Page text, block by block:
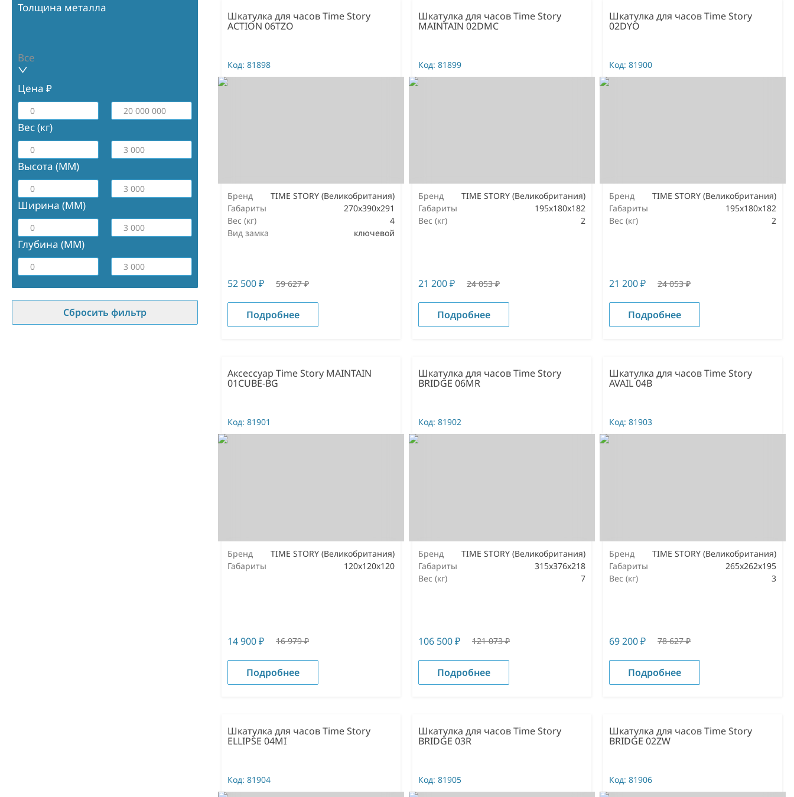
Толщина металла
Все
Цена ₽
Вес (кг)
Высота (ММ)
Ширина (ММ)
Глубина (ММ)
Сбросить фильтр
Шкатулка для часов Time Story
ACTION 06TZO
Код: 81898
Бренд
TIME STORY (Великобритания)
Габариты
270x390x291
Вес (кг)
4
Вид замка
ключевой
52 500₽ 59 627₽
Подробнее
Шкатулка для часов Time Story
MAINTAIN 02DMC
Код: 81899
Бренд
TIME STORY (Великобритания)
Габариты
195х180х182
Вес (кг)
2
21 200₽ 24 053₽
Подробнее
Шкатулка для часов Time Story
02DYO
Код: 81900
Бренд
TIME STORY (Великобритания)
Габариты
195х180х182
Вес (кг)
2
21 200₽ 24 053₽
Подробнее
Аксессуар Time Story MAINTAIN
01CUBE-BG
Код: 81901
Бренд
TIME STORY (Великобритания)
Габариты
120х120х120
14 900₽ 16 979₽
Подробнее
Шкатулка для часов Time Story
BRIDGE 06MR
Код: 81902
Бренд
TIME STORY (Великобритания)
Габариты
315х376х218
Вес (кг)
7
106 500₽ 121 073₽
Подробнее
Шкатулка для часов Time Story
AVAIL 04B
Код: 81903
Бренд
TIME STORY (Великобритания)
Габариты
265х262х195
Вес (кг)
3
69 200₽ 78 627₽
Подробнее
Шкатулка для часов Time Story
ELLIPSE 04MI
Код: 81904
Шкатулка для часов Time Story
BRIDGE 03R
Код: 81905
Шкатулка для часов Time Story
BRIDGE 02ZW
Код: 81906